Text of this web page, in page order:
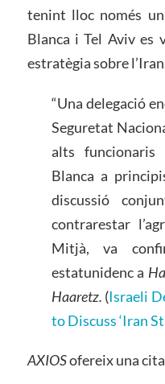
tenint lloc només
Blanca i Tel Aviv es
estratègia sobre
“Una delegació
Seguretat
alts funcionaris
Blanca a
discussió
contrarestar
Mitjà, va
estatunidenc a
Haaretz. (Israeli
to Discuss ‘Iran
AXIOSofereix una